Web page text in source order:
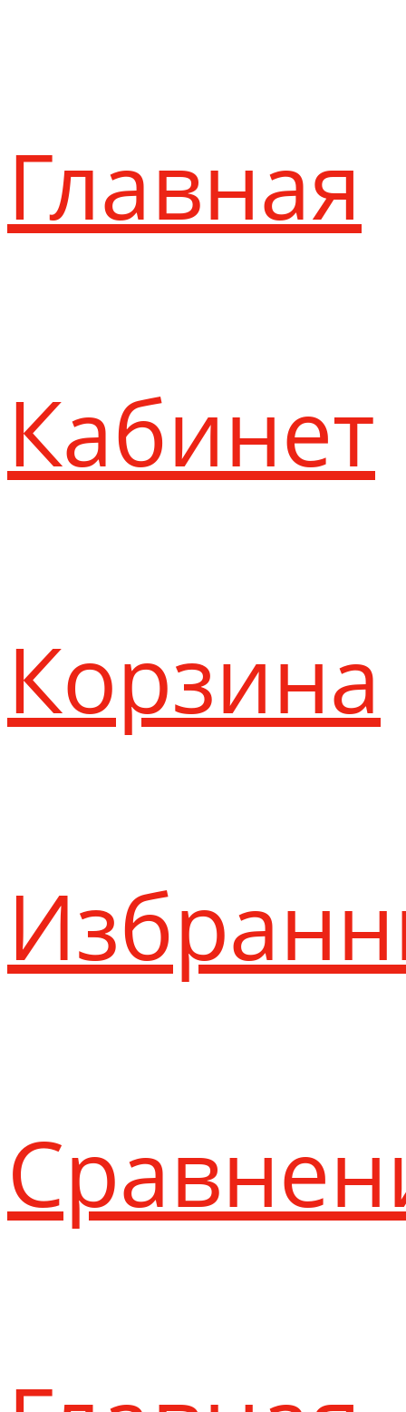
Главная
Кабинет
Корзина